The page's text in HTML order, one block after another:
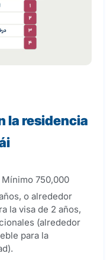
la residencia
Mínimo 750,000
o alrededor
la visa de 2 años,
(alrededor
para la